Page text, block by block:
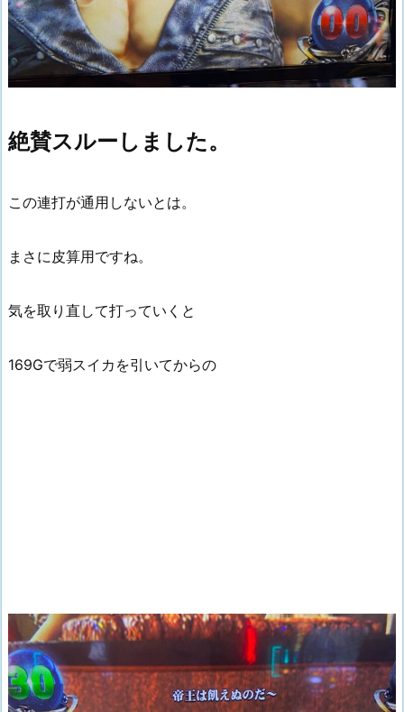
絶賛スルーしました。
この連打が通用しないとは。
まさに皮算用ですね。
気を取り直して打っていくと
169Gで弱スイカを引いてからの